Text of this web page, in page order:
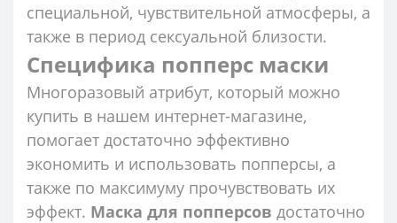
специальной, чувствительной атмосферы, а
также в период сексуальной близости.
Специфика попперс маски
Многоразовый атрибут, который можно
купить в нашем интернет-магазине,
помогает достаточно эффективно
экономить и использовать попперсы, а
также по максимуму прочувствовать их
эффект. Маска для попперсов достаточно